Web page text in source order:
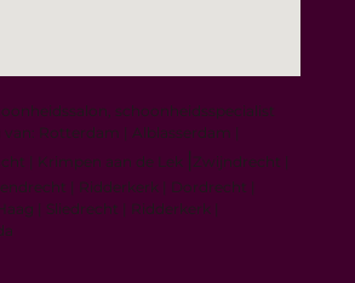
schoonheidsspecialist
Rotterdam | Alblasserdam |
| Krimpen aan de Lek | Zwijndrecht |
| Ridderkerk | Dordrecht |
| Sliedrecht | Ridderkerk |